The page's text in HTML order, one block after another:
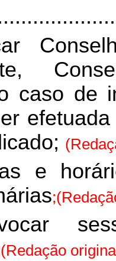
caso de
e